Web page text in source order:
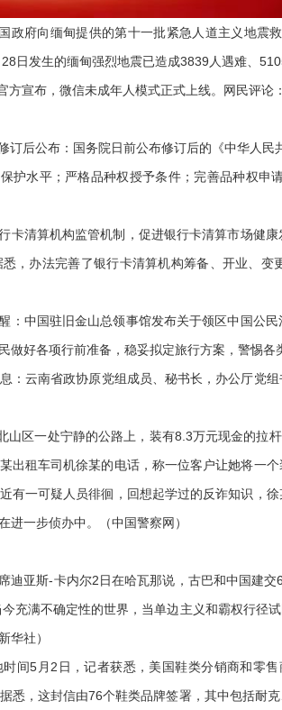
府向缅甸提供的第十一批紧急人道主义地震
日发生的缅甸强烈地震已造成3839人遇难、
布，微信未成年人模式正式上线。网民评论
后公布：国务院日前公布修订后的《中华人民
护水平；严格品种权授予条件；完善品种权申
清算机构监管机制，促进银行卡清算市场健康
，办法完善了银行卡清算机构筹备、开业、变
中国驻旧金山总领事馆发布关于领区中国公民
做好各项行前准备，稳妥拟定旅行方案，警惕
云南省政协原党组成员、秘书长，办公厅党
一处宁静的公路上，装有8.3万元现金的拉杆
出租车司机徐某的电话，称一位客户让她将一
有一可疑人员徘徊，回想起学过的反诈知识，
进一步侦办中。（中国警察网）
亚斯-卡内尔2日在哈瓦那说，古巴和中国建交
充满不确定性的世界，当单边主义和霸权行径
华社）
月2日，记者获悉，美国鞋类分销商和零售
悉，这封信由76个鞋类品牌签署，其中包括耐